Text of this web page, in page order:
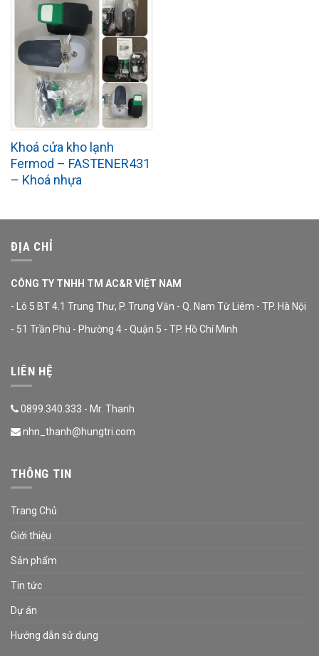
Khoá cửa kho lạnh
Fermod – FASTENER431
– Khoá nhựa
ĐỊA CHỈ
CÔNG TY TNHH TM AC&R VIỆT NAM
- Lô 5 BT 4.1 Trung Thư, P. Trung Văn - Q. Nam Từ Liêm - TP. Hà Nội
- 51 Trần Phú - Phường 4 - Quận 5 - TP. Hồ Chí Minh
LIÊN HỆ
0899.340.333 - Mr. Thanh
nhn_thanh@hungtri.com
THÔNG TIN
Trang Chủ
Giới thiệu
Sản phẩm
Tin tức
Dự án
Hướng dẫn sử dụng